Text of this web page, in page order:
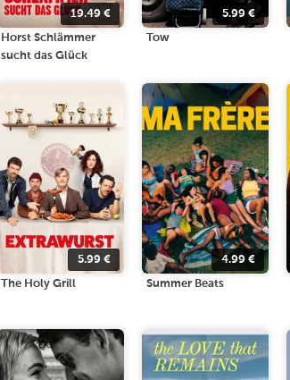
19.49€
Horst Schlämmer
sucht das Glück
5.99 €
Tow
5.99€
The Holy Grill
4.99 €
Summer Beats